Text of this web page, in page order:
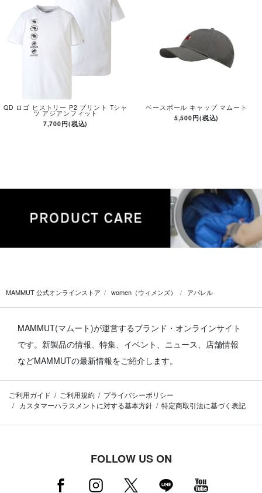
QD ロゴ ヒストリー P2 プリント Tシャ
ツ アジアンフィット
7,700円(税込)
ベースボール キャップ マムート
5,500円(税込)
MAMMUT 公式オンラインストア women（ウィメンズ） アパレル
MAMMUT(マムート)が運営するブランド・オンラインサイト
です。 新製品の情報、特集、イベント、ニュース、店舗情報
などMAMMUTの最新情報をご紹介します。
ご利用ガイド ご利用規約
プライバシーポリシー
カスタマーハラスメントに対する基本方針
特定商取引法に基づく表記
FOLLOW US ON